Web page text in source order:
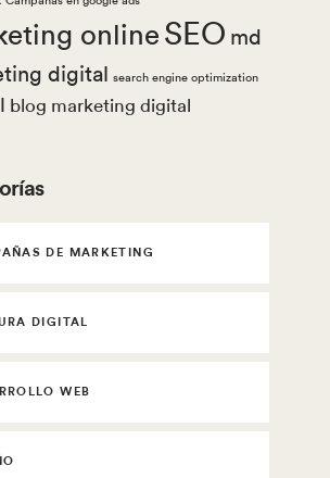
online SEO md
digital
search engine optimization
blog marketing digital
DE MARKETING
DIGITAL
WEB